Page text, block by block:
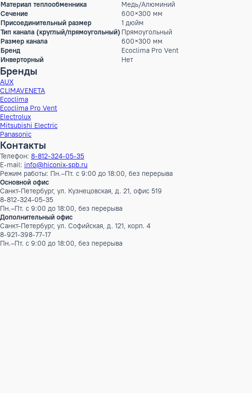
Глубина
31.6 см
ШxГxВ
72x31,6x39 см
Вес
20.5 кг
Высота в упаковке
39 см
Ширина в упаковке
83.5 см
Глубина в упаковке
ШxГxВ в упаковке
Объем Брутто
Вес Брутто
Расход воздуха при 100 Па
Тип охладителя
Расход воды
Материал теплообменника
Сечение
Присоединительный размер
Тип канала (круглый/прямоугольный)
Размер канала
600×300 мм
Бренд
Инверторный
Нет
Бренды
AUX
CLIMAVENETA
Ecoclima
Ecoclima Pro Vent